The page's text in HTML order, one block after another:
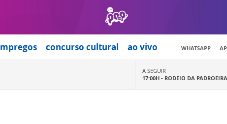
concurso cultural ao vivo WHATSAPP
A SEGUIR
17:00H - RODEIO DA PADROEIRA